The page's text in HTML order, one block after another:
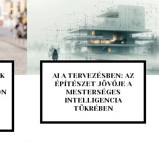
AI A TERVEZÉSBEN: AZ
ÉPÍTÉSZET JÖVŐJE A
MESTERSÉGES
INTELLIGENCIA
TÜKRÉBEN